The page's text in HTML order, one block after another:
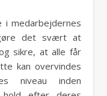
i medarbejdernes
det svært at
sikre, at alle får
kan overvindes
niveau inden